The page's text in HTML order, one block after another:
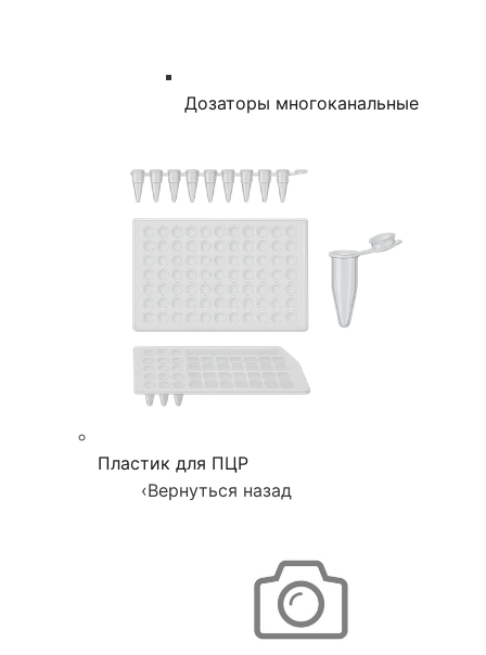
Дозаторы многоканальные
Пластик для ПЦР
‹Вернуться назад